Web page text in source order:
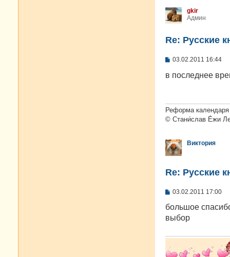
gkir
Админ
Re: Русские
С
о
н
и
е
03.02.2011 16:44
в последнее
Реформа
© Стани́слав Е́жи
Виктория
Re: Русские
С
о
щ
н
е
03.02.2011 17:00
большое
выбор